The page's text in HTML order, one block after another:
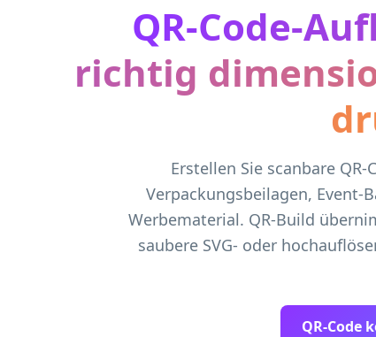
QR-Code-
richtig
Erstellen Sie scanbare
Verpackungsbeilagen, Event-
Werbematerial. QR-Build
saubere SVG- oder
QR-Code